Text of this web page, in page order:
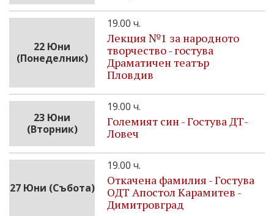
22 Юни
(Понеделник)
19.00 ч.
Лекция №1 за народното
творчество - гостува
Драматичен театър
Пловдив
23 Юни
(Вторник)
19.00 ч.
Големият син - Гостува ДТ-
Ловеч
27 Юни (Събота)
19.00 ч.
Откачена фамилия - Гостува
ОДТ Апостол Карамитев -
Димитровград